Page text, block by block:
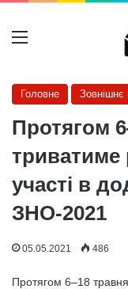
Меню
Головне
Протягом
триватиме
участі в
ЗНО-2021
05.05.2021 486
Протягом 6‒18